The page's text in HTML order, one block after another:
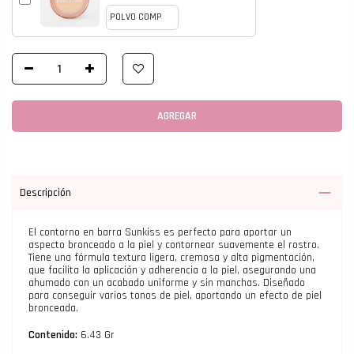
AGREGAR
Descripción
El contorno en barra Sunkiss es perfecto para aportar un
aspecto bronceado a la piel y contornear suavemente el rostro.
Tiene una fórmula textura ligera, cremosa y alta pigmentación,
que facilita la aplicación y adherencia a la piel, asegurando una
ahumado con un acabado uniforme y sin manchas. Diseñado
para conseguir varios tonos de piel, aportando un efecto de piel
bronceada.
Contenido: 6.43 Gr